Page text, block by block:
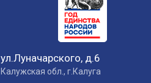
ул.Луначарского, д.6
Калужская обл., г.Калуга